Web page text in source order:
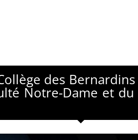
des
Notre-Dame et